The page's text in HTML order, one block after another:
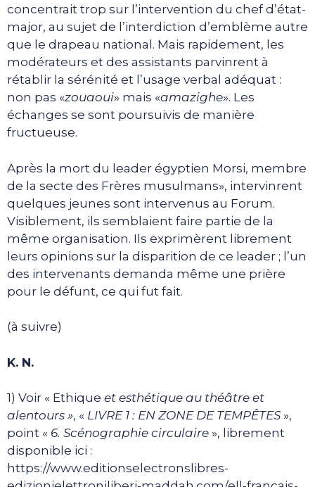
concentrait trop sur l’intervention du chef d’état-
major, au sujet de l’interdiction d’emblème autre
que le drapeau national. Mais rapidement, les
modérateurs et des assistants parvinrent à
rétablir la sérénité et l’usage verbal adéquat :
non pas «zouaoui» mais «amazighe». Les
échanges se sont poursuivis de manière
fructueuse.
Après la mort du leader égyptien Morsi, membre
de la secte des Frères musulmans», intervinrent
quelques jeunes sont intervenus au Forum.
Visiblement, ils semblaient faire partie de la
même organisation. Ils exprimèrent librement
leurs opinions sur la disparition de ce leader ; l’un
des intervenants demanda même une prière
pour le défunt, ce qui fut fait.
(à suivre)
K. N.
1) Voir « Ethique et esthétique au théâtre et
alentours », « LIVRE 1 : EN ZONE DE TEMPÊTES»,
point « 6. Scénographie circulaire », librement
disponible ici :
https://www.editionselectronslibres-